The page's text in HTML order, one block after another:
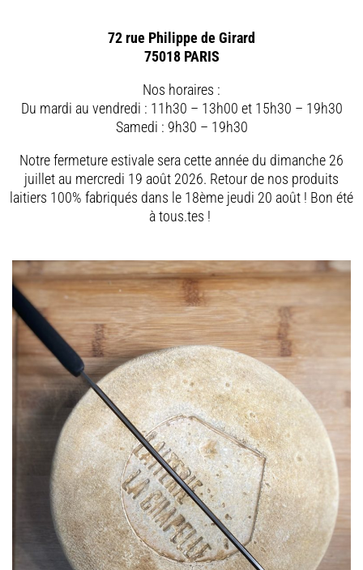
72 rue Philippe de Girard
75018 PARIS
Nos horaires :
Du mardi au vendredi : 11h30 – 13h00 et 15h30 – 19h30
Samedi : 9h30 – 19h30
Notre fermeture estivale sera cette année du dimanche 26
juillet au mercredi 19 août 2026. Retour de nos produits
laitiers 100% fabriqués dans le 18ème jeudi 20 août ! Bon été
à tous.tes !